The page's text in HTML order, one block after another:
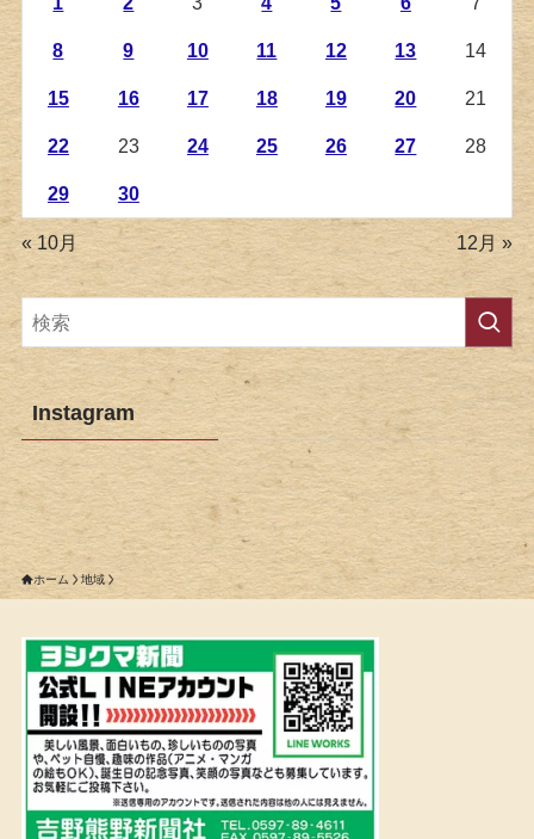
8 9 10 11 12 13 14
15 16 17 18 19 20 21
22 23 24 25 26 27 28
29 30
« 10月 12月 »
Instagram
ホーム 地域